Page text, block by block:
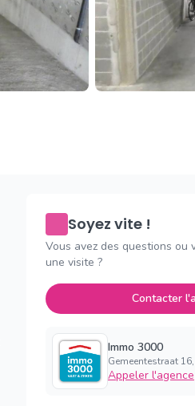
Soyez vite !
Vous avez des questions ou
une visite ?
Contacter
Immo 3000
Gemeentestraat
Appeler l'agence